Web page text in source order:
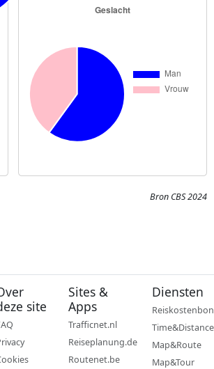
Bron CBS 2024
site
Sites &
Apps
Trafficnet.nl
Reiseplanung.de
Routenet.be
Diensten
Reiskostenbon
Time&Distance
Map&Route
Map&Tour